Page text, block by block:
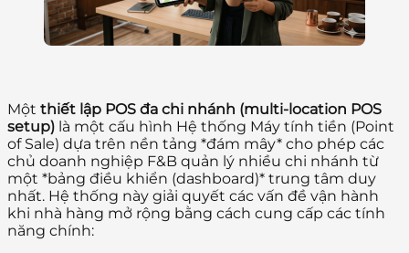
Một thiết lập POS đa chi nhánh (multi-location POS
setup) là một cấu hình Hệ thống Máy tính tiền (Point
of Sale) dựa trên nền tảng *đám mây* cho phép các
chủ doanh nghiệp F&B quản lý nhiều chi nhánh từ
một *bảng điều khiển (dashboard)* trung tâm duy
nhất. Hệ thống này giải quyết các vấn đề vận hành
khi nhà hàng mở rộng bằng cách cung cấp các tính
năng chính: